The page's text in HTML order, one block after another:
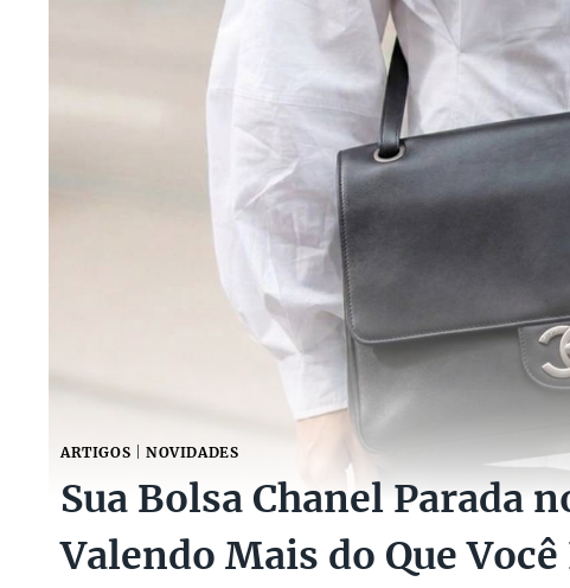
ARTIGOS NOVIDADES
Sua Bolsa Chanel Parada
Valendo Mais do Que